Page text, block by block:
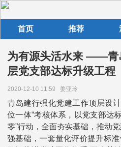
首页 推荐
为有源头活水来 ——青
层党支部达标升级工程
2020-12-10 11:59 姜亚玲
青岛建行强化党建工作顶层设
位一体”考核体系，以党支部达
零”行动，全面夯实基础，推动
强基础，一套量化评价提升标准